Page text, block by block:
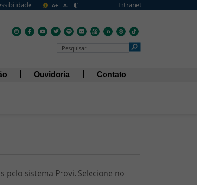
A+ A- Intranet
Pesquisar no Portal
Ouvidoria Contato
pelo sistema Provi. Selecione no